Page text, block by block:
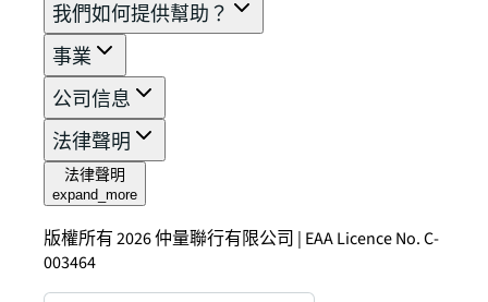
我們如何提供幫助？
事業
公司信息
法律聲明
法律聲明
expand_more
版權所有 2026 仲量聯行有限公司 | EAA Licence No. C-
003464